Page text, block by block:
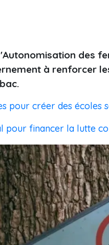
des
à renforcer
pour créer des écoles
pour financer la lutte